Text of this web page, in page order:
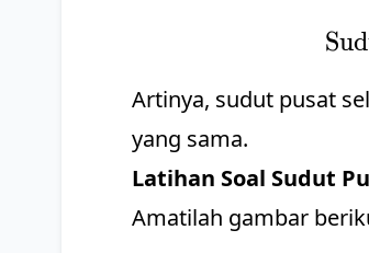
Artinya, sudut pusat
yang sama.
Latihan Soal Sudut
Amatilah gambar